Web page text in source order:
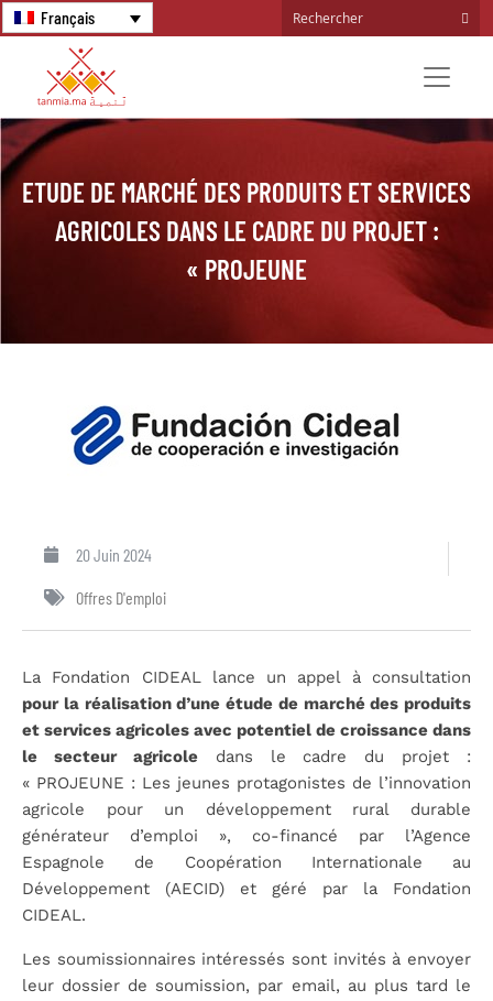
Français
ETUDE DE MARCHÉ DES PRODUITS ET SERVICES
AGRICOLES DANS LE CADRE DU PROJET :
« PROJEUNE
20 Juin 2024
Offres D'emploi
La Fondation CIDEAL lance un appel à consultation
pour la réalisation d’une étude de marché des produits
et services agricoles avec potentiel de croissance dans
le secteur agricoledans le cadre du projet :
« PROJEUNE : Les jeunes protagonistes de l’innovation
agricole pour un développement rural durable
générateur d’emploi », co-financé par l’Agence
Espagnole de Coopération Internationale au
Développement (AECID) et géré par la Fondation
CIDEAL.
Les soumissionnaires intéressés sont invités à envoyer
leur dossier de soumission, par email, au plus tard le